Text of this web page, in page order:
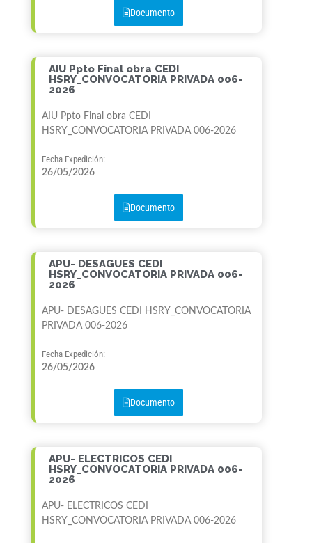
Documento
AIU Ppto Final obra CEDI
HSRY_CONVOCATORIA PRIVADA 006-
2026
AIU Ppto Final obra CEDI
HSRY_CONVOCATORIA PRIVADA 006-2026
Fecha Expedición:
26/05/2026
Documento
APU- DESAGUES CEDI
HSRY_CONVOCATORIA PRIVADA 006-
2026
APU- DESAGUES CEDI HSRY_CONVOCATORIA
PRIVADA 006-2026
Fecha Expedición:
26/05/2026
Documento
APU- ELECTRICOS CEDI
HSRY_CONVOCATORIA PRIVADA 006-
2026
APU- ELECTRICOS CEDI
HSRY_CONVOCATORIA PRIVADA 006-2026